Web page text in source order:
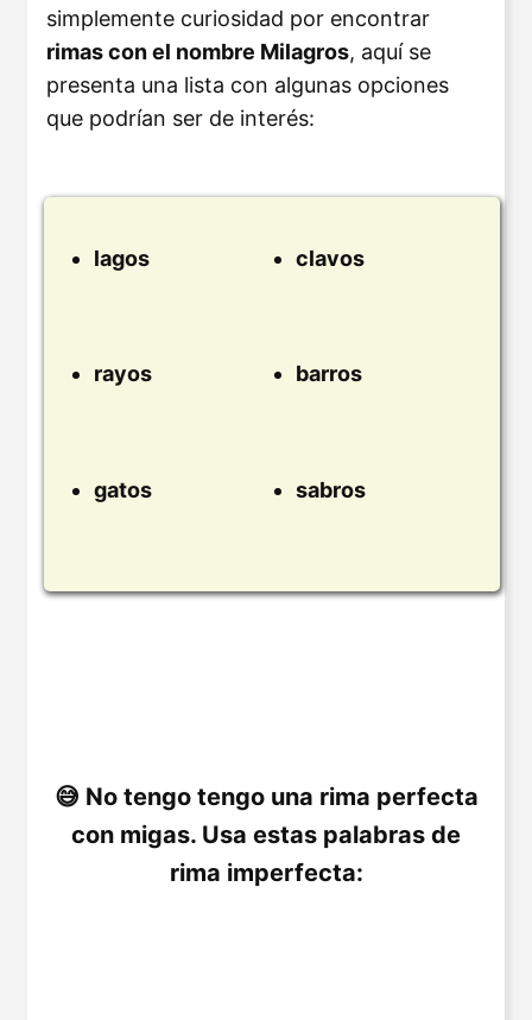
simplemente curiosidad por encontrar
rimas con el nombre Milagros, aquí se
presenta una lista con algunas opciones
que podrían ser de interés:
lagos clavos
rayos barros
gatos sabros
No tengo tengo una rima perfecta
con migas. Usa estas palabras de
rima imperfecta: